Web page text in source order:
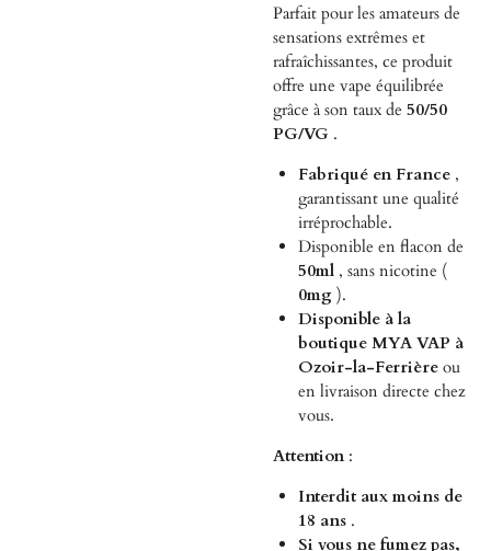
Parfait pour les amateurs de
sensations extrêmes et
rafraîchissantes, ce produit
offre une vape équilibrée
grâce à son taux de 50/50
PG/VG .
Fabriqué en France,
garantissant une qualité
irréprochable.
Disponible en flacon de
50ml, sans nicotine (
0mg).
Disponible à la
boutique MYA VAP à
Ozoir-la-Ferrièreou
en livraison directe chez
vous.
Attention:
Interdit aux moins de
18 ans.
Si vous ne fumez pas,